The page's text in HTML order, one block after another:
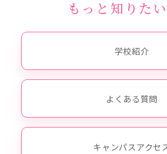
もっと知りた
学校紹介
よくある質問
キャンパスアクセ